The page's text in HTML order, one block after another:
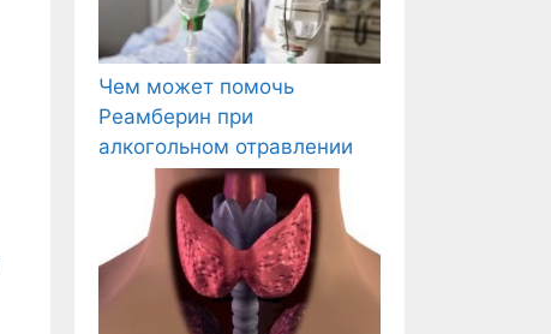
Чем может помочь
Реамберин при
алкогольном отравлении